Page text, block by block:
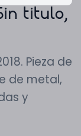
titulo,
Pieza de
de metal,
y